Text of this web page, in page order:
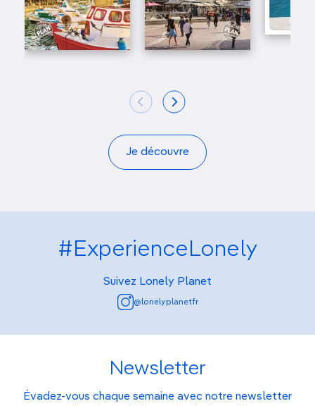
Je découvre
#ExperienceLonely
Suivez Lonely Planet
@lonelyplanetfr
Newsletter
Évadez-vous chaque semaine avec notre newsletter